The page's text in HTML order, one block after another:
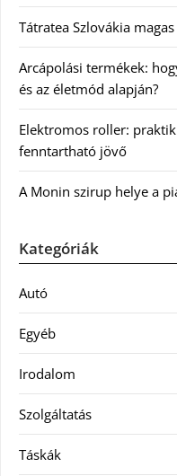
Tátratea Szlovákia
Arcápolási termékek:
és az életmód alapján?
Elektromos roller:
fenntartható jövő
A Monin szirup helye a
Kategóriák
Autó
Egyéb
Irodalom
Szolgáltatás
Táskák